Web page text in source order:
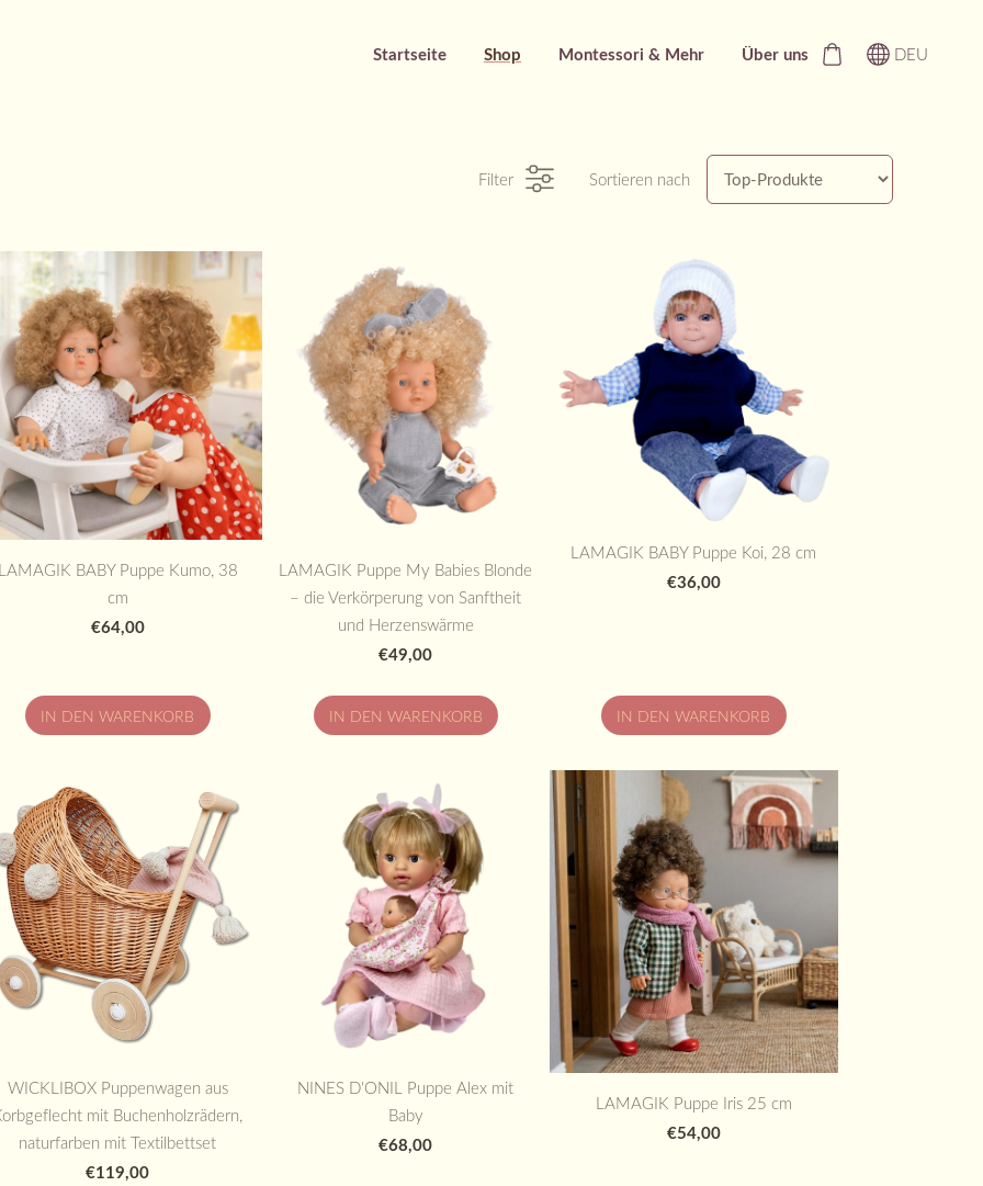
Startseite Shop Montessori & Mehr Über uns DEU
Filter Sortieren nach
BABY Puppe Kumo, 38
cm
€64,00
IN DEN WARENKORB
LAMAGIK Puppe My Babies Blonde
– die Verkörperung von Sanftheit
und Herzenswärme
€49,00
IN DEN WARENKORB
LAMAGIK BABY Puppe Koi, 28 cm
€36,00
IN DEN WARENKORB
WICKLIBOX Puppenwagen aus
mit Buchenholzrädern,
naturfarben mit Textilbettset
€119,00
NINES D'ONIL Puppe Alex mit
Baby
€68,00
LAMAGIK Puppe Iris 25 cm
€54,00